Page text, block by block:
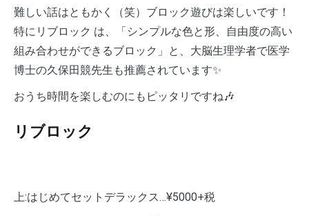
難しい話はともかく（笑）ブロック遊びは楽しいです！
特にリブロック は、「シンプルな色と形、自由度の高い
組み合わせができるブロック」と、大脳生理学者で医学
博士の久保田競先生も推薦されています✨
おうち時間を楽しむのにもピッタリですね🎶
リブロック
上:はじめてセットデラックス…¥5000+税